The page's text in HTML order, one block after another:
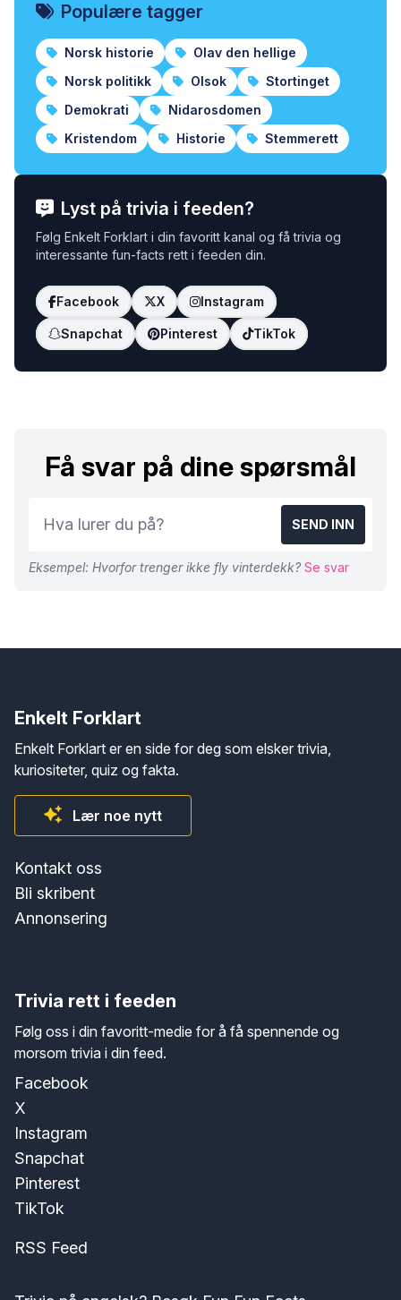
Populære tagger
Norsk historie
Olav den hellige
Norsk politikk
Olsok
Stortinget
Demokrati
Nidarosdomen
Kristendom
Historie Stemmerett
Lyst på trivia i feeden?
Følg Enkelt Forklart i din favoritt kanal og få trivia og
interessante fun-facts rett i feeden din.
Facebook X Instagram
Snapchat Pinterest TikTok
Få svar på dine spørsmål
SEND INN
Eksempel: Hvorfor trenger ikke fly vinterdekk? Se svar
Enkelt Forklart
Enkelt Forklart er en side for deg som elsker trivia,
kuriositeter, quiz og fakta.
Lær noe nytt
Kontakt oss
Bli skribent
Annonsering
Trivia rett i feeden
Følg oss i din favoritt-medie for å få spennende og
morsom trivia i din feed.
Facebook
X
Instagram
Snapchat
Pinterest
TikTok
RSS Feed